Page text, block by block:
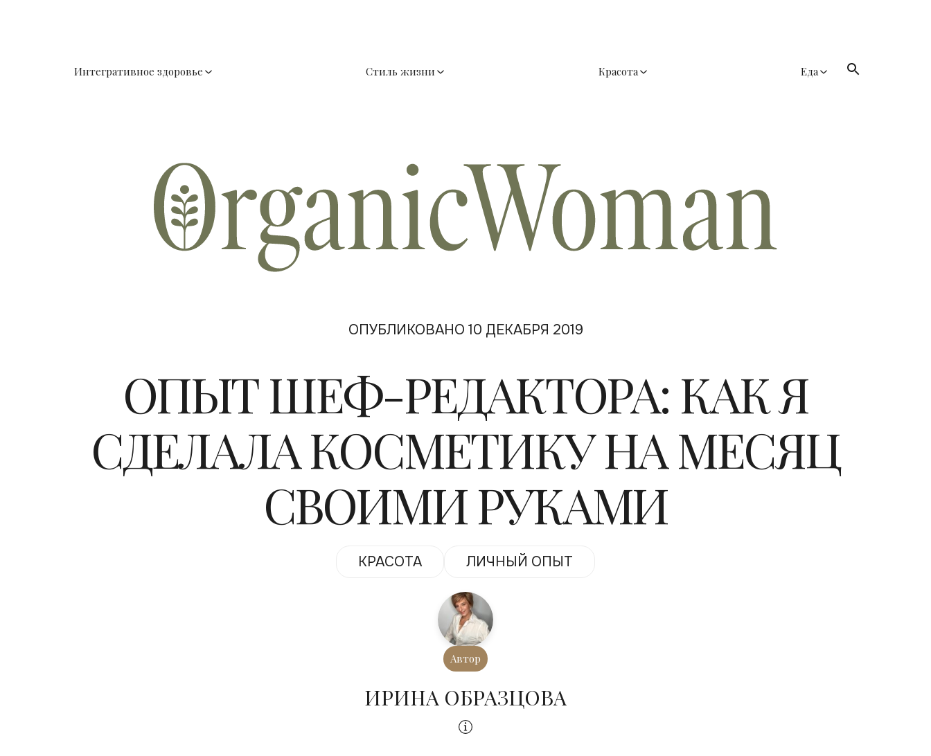
Интегративное здоровье Стиль жизни Красота Еда
ОПУБЛИКОВАНО 10 ДЕКАБРЯ 2019
ОПЫТ ШЕФ-РЕДАКТОРА: КАК Я
СДЕЛАЛА КОСМЕТИКУ НА МЕСЯЦ
СВОИМИ РУКАМИ
КРАСОТА ЛИЧНЫЙ ОПЫТ
Автор
ИРИНА ОБРАЗЦОВА